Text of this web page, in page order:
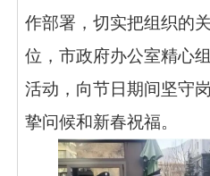
作部署，切实把组织的
位，市政府办公室精心
活动，向节日期间坚守
挚问候和新春祝福。